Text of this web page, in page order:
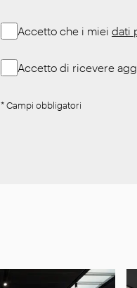
Accetto che i miei dati
Accetto di ricevere
* Campi obbligatori